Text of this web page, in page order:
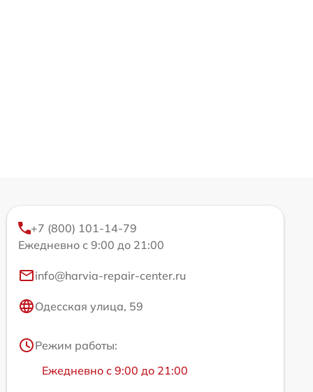
+7 (800) 101-14-79
Ежедневно с 9:00 до 21:00
info@harvia-repair-center.ru
Одесская улица, 59
Режим работы:
Ежедневно с 9:00 до 21:00